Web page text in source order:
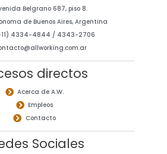
Belgrano 687, piso 8.
de Buenos Aires, Argentina
4334-4844 / 4343-2706
directos
Acerca de A.W.
Empleos
Contacto
Sociales